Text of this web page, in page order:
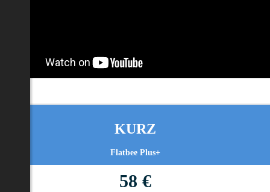
KURZ
Flatbee Plus+
58 €